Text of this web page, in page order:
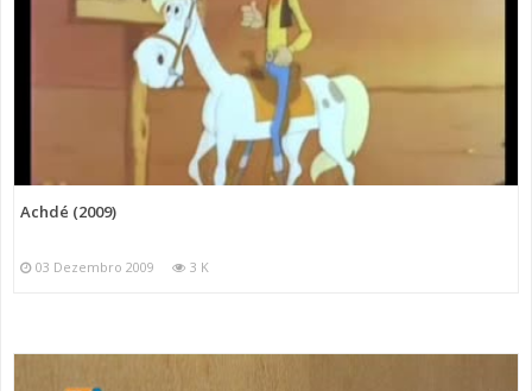
Achdé (2009)
03 Dezembro 2009 3 K